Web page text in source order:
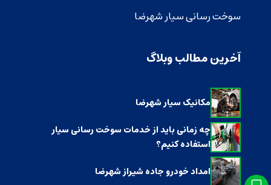
سوخت رسانی سیار شهرضا
آخرین مطالب وبلاگ
مکانیک سیار شهرضا
چه زمانی باید از خدمات سوخت رسانی سیار
استفاده کنیم؟
امداد خودرو جاده شیراز شهرضا